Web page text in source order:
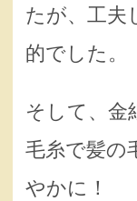
たが、工夫
的でした。
そして、金
毛糸で髪の
やかに！